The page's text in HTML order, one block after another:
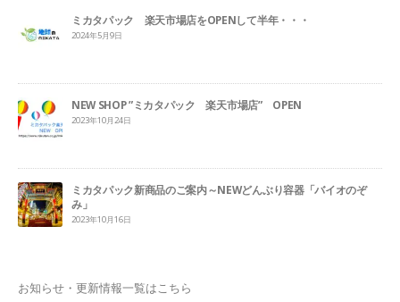
ミカタパック 楽天市場店をOPENして半年・・・
2024年5月9日
NEW SHOP ”ミカタパック 楽天市場店” OPEN
2023年10月24日
ミカタパック新商品のご案内～NEWどんぶり容器「バイオのぞ
み」
2023年10月16日
お知らせ・更新情報一覧はこちら